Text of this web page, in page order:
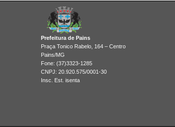
Prefeitura de Pains
Praça Tonico Rabelo, 164 – Centro
Pains/MG
Fone: (37)3323-1285
CNPJ: 20.920.575/0001-30
Insc. Est. isenta